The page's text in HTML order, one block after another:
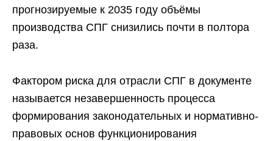
прогнозируемые к 2035 году объёмы
производства СПГ снизились почти в полтора
раза.
Фактором риска для отрасли СПГ в документе
называется незавершенность процесса
формирования законодательных и нормативно-
правовых основ функционирования